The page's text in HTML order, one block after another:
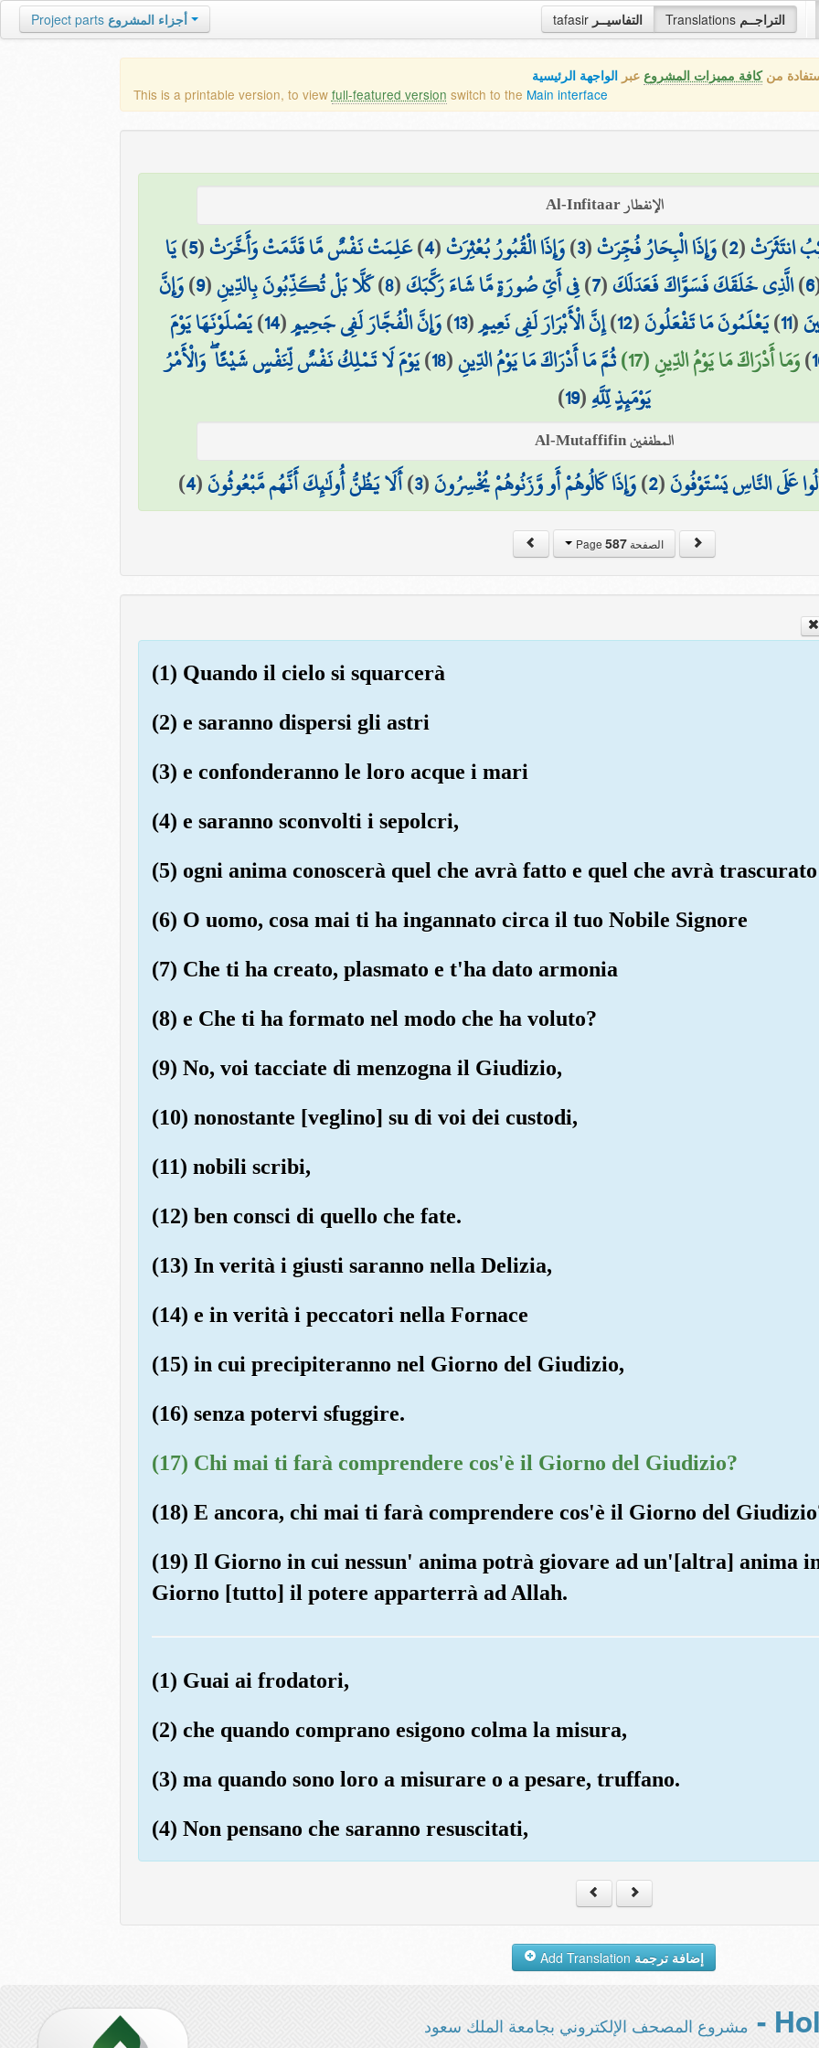
tafasir التفاسيــر Translations التراجــم Project parts أجزاء المشروع
منكافة مميزات المشروع عبر الواجهة الرئيسية
This is a printable version, to view full-featured version switch to the Main interface
الإنفطار Al-Infitaar
انتَثَرَتْ(
2
)وَإِذَا الْبِحَارُ فُجِّرَتْ(
3
)وَإِذَا الْقُبُورُ بُعْثِرَتْ(
4
)عَلِمَتْ نَفْسٌ مَّا قَدَّمَتْ وَأَخَّرَتْ(
5
)يَا
6
)الَّذِي خَلَقَكَ فَسَوَّاكَ فَعَدَلَكَ(
7
)فِي أَيِّ صُورَةٍ مَّا شَاءَ رَكَّبَكَ(
8
)كَلَّا بَلْ تُكَذِّبُونَ بِالدِّينِ(
9
)وَإِنَّ
(
11
)يَعْلَمُونَ مَا تَفْعَلُونَ(
12
)إِنَّ الْأَبْرَارَ لَفِي نَعِيمٍ(
13
)وَإِنَّ الْفُجَّارَ لَفِي جَحِيمٍ(
14
)يَصْلَوْنَهَا يَوْمَ
)وَمَا أَدْرَاكَ مَا يَوْمُ الدِّينِ (17) ثُمَّ مَا أَدْرَاكَ مَا يَوْمُ الدِّينِ(
18
)يَوْمَ لَا تَمْلِكُ نَفْسٌ لِّنَفْسٍ شَيْئًا ۖ وَالْأَمْرُ
يَوْمَئِذٍ لِّلَّهِ(
19
)
المطففين Al-Mutaffifin
عَلَى النَّاسِ يَسْتَوْفُونَ(
2
)وَإِذَا كَالُوهُمْ أَو وَّزَنُوهُمْ يُخْسِرُونَ(
3
)أَلَا يَظُنُّ أُولَٰئِكَ أَنَّهُم مَّبْعُوثُونَ(
4
)
الصفحة Page587
(1) Quando il cielo si squarcerà
(2) e saranno dispersi gli astri
(3) e confonderanno le loro acque i mari
(4) e saranno sconvolti i sepolcri,
(5) ogni anima conoscerà quel che avrà fatto e quel che avrà
(6) O uomo, cosa mai ti ha ingannato circa il tuo Nobile Signore
(7) Che ti ha creato, plasmato e t'ha dato armonia
(8) e Che ti ha formato nel modo che ha voluto?
(9) No, voi tacciate di menzogna il Giudizio,
(10) nonostante [veglino] su di voi dei custodi,
(11) nobili scribi,
(12) ben consci di quello che fate.
(13) In verità i giusti saranno nella Delizia,
(14) e in verità i peccatori nella Fornace
(15) in cui precipiteranno nel Giorno del Giudizio,
(16) senza potervi sfuggire.
(17) Chi mai ti farà comprendere cos'è il Giorno del Giudizio?
(18) E ancora, chi mai ti farà comprendere cos'è il Giorno del
(19) Il Giorno in cui nessun' anima potrà giovare ad un'[altra] anima
Giorno [tutto] il potere apparterrà ad Allah.
(1) Guai ai frodatori,
(2) che quando comprano esigono colma la misura,
(3) ma quando sono loro a misurare o a pesare, truffano.
(4) Non pensano che saranno resuscitati,
إضافة ترجمة
مشروع المصحف الإلكتروني بجامعة الملك سعود